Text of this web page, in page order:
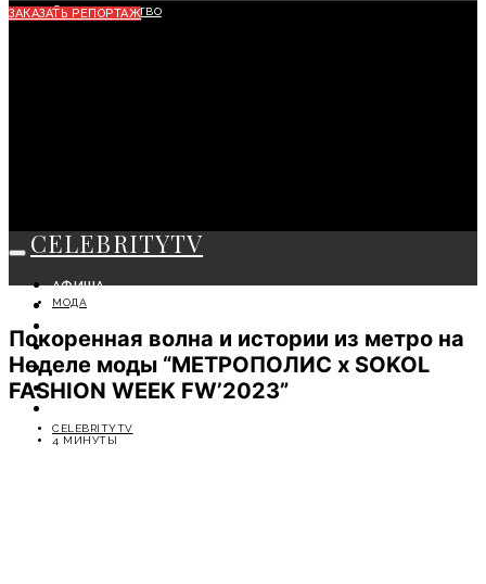
Сотрудничество
ЗАКАЗАТЬ РЕПОРТАЖ
CELEBRITYTV
АФИША
СОБЫТИЯ
МОДА
ЛИЧНОСТЬ
ОТДЫХ
МОДА
Покоренная волна и истории из метро на
Неделе моды “МЕТРОПОЛИС x SOKOL
FASHION WEEK FW’2023”
CELEBRITYTV
4 МИНУТЫ